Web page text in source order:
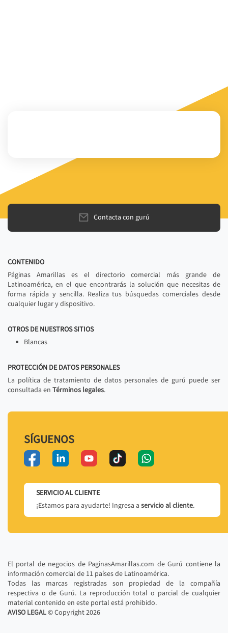
Contacta con gurú
CONTENIDO
Páginas Amarillas es el directorio comercial más grande de
Latinoamérica, en el que encontrarás la solución que necesitas de
forma rápida y sencilla. Realiza tus búsquedas comerciales desde
cualquier lugar y dispositivo.
OTROS DE NUESTROS SITIOS
Blancas
PROTECCIÓN DE DATOS PERSONALES
La política de tratamiento de datos personales de gurú puede ser
consultada en Términos legales.
SÍGUENOS
SERVICIO AL CLIENTE
¡Estamos para ayudarte! Ingresa a servicio al cliente.
El portal de negocios de PaginasAmarillas.com de Gurú contiene la
información comercial de 11 países de Latinoamérica.
Todas las marcas registradas son propiedad de la compañía
respectiva o de Gurú. La reproducción total o parcial de cualquier
material contenido en este portal está prohibido.
AVISO LEGAL© Copyright2026